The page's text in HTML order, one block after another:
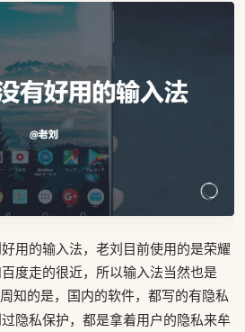
用的输入法，老刘目前使用的是荣耀
度走的很近，所以输入法当然也是
知的是，国内的软件，都写的有隐私
隐私保护，都是拿着用户的隐私来牟